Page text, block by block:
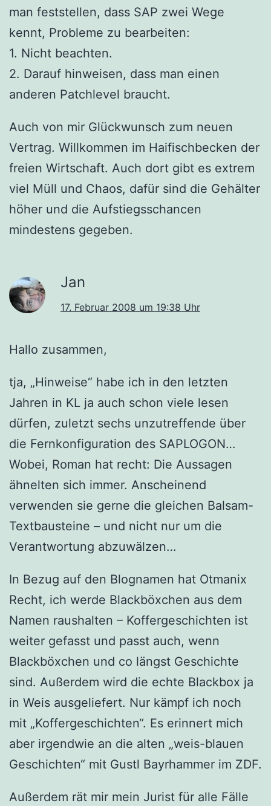
man feststellen, dass SAP zwei Wege
kennt, Probleme zu bearbeiten:
1. Nicht beachten.
2. Darauf hinweisen, dass man einen
anderen Patchlevel braucht.
Auch von mir Glückwunsch zum neuen
Vertrag. Willkommen im Haifischbecken der
freien Wirtschaft. Auch dort gibt es extrem
viel Müll und Chaos, dafür sind die Gehälter
höher und die Aufstiegsschancen
mindestens gegeben.
Jan
17. Februar 2008 um 19:38 Uhr
Hallo zusammen,
tja, „Hinweise“ habe ich in den letzten
Jahren in KL ja auch schon viele lesen
dürfen, zuletzt sechs unzutreffende über
die Fernkonfiguration des SAPLOGON…
Wobei, Roman hat recht: Die Aussagen
ähnelten sich immer. Anscheinend
verwenden sie gerne die gleichen Balsam-
Textbausteine – und nicht nur um die
Verantwortung abzuwälzen…
In Bezug auf den Blognamen hat Otmanix
Recht, ich werde Blackböxchen aus dem
Namen raushalten – Koffergeschichten ist
weiter gefasst und passt auch, wenn
Blackböxchen und co längst Geschichte
sind. Außerdem wird die echte Blackbox ja
in Weis ausgeliefert. Nur kämpf ich noch
mit „Koffergeschichten“. Es erinnert mich
aber irgendwie an die alten „weis-blauen
Geschichten“ mit Gustl Bayrhammer im ZDF.
Außerdem rät mir mein Jurist für alle Fälle